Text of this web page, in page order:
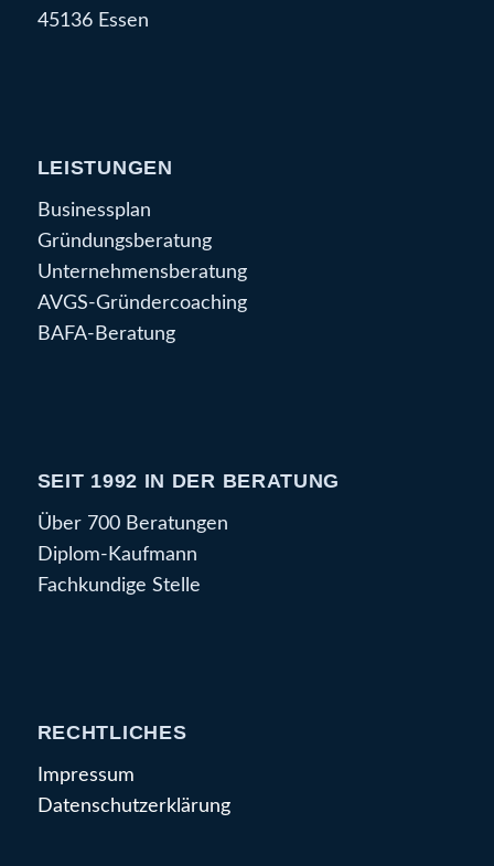
45136 Essen
LEISTUNGEN
Businessplan
Gründungsberatung
Unternehmensberatung
AVGS-Gründercoaching
BAFA-Beratung
SEIT 1992 IN DER BERATUNG
Über 700 Beratungen
Diplom-Kaufmann
Fachkundige Stelle
RECHTLICHES
Impressum
Datenschutzerklärung